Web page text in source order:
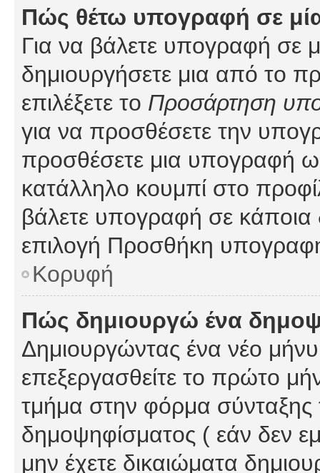
Πώς θέτω υπογραφή σε
Για να βάλετε υπογραφή σε
δημιουργήσετε μια από το
επιλέξετε το Προσάρτηση
για να προσθέσετε την
προσθέσετε μια υπογραφή
κατάλληλο κουμπί στο
βάλετε υπογραφή σε κάποια
επιλογή Προσθήκη
Κορυφή
Πώς δημιουργώ ένα
Δημιουργώντας ένα νέο
επεξεργασθείτε το πρώτο
τμήμα στην φόρμα σύνταξης
δημοψηφίσματος ( εάν δεν
μην έχετε δικαιώματα